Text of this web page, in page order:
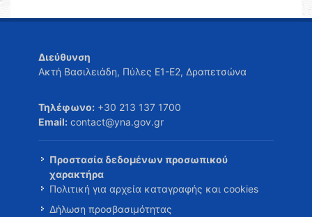
Διεύθυνση
Ακτή Βασιλειάδη, Πύλες Ε1-Ε2, Δραπετσώνα
Τηλέφωνο: +30 213 137 1700
Email: contact@yna.gov.gr
Προστασία δεδομένων προσωπικού
χαρακτήρα
Πολιτική για αρχεία καταγραφής και cookies
Δήλωση προσβασιμότητας